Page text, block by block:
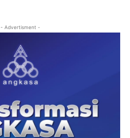
- Advertisment -